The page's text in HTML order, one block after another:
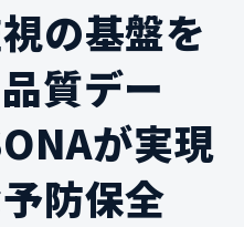
の基盤を
質デー
が実現
防保全